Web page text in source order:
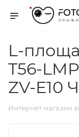
L-
T56-
ZV-E10
Интернет магазин